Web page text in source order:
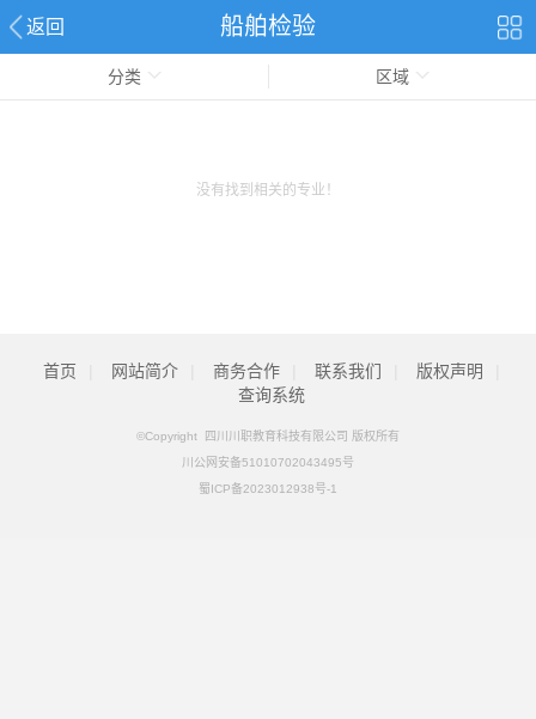
返回 船舶检验
分类 区域
没有找到相关的专业！
首页 网站简介 商务合作 联系我们 版权声明
查询系统
©Copyright 四川川职教育科技有限公司 版权所有
川公网安备51010702043495号
蜀ICP备2023012938号-1